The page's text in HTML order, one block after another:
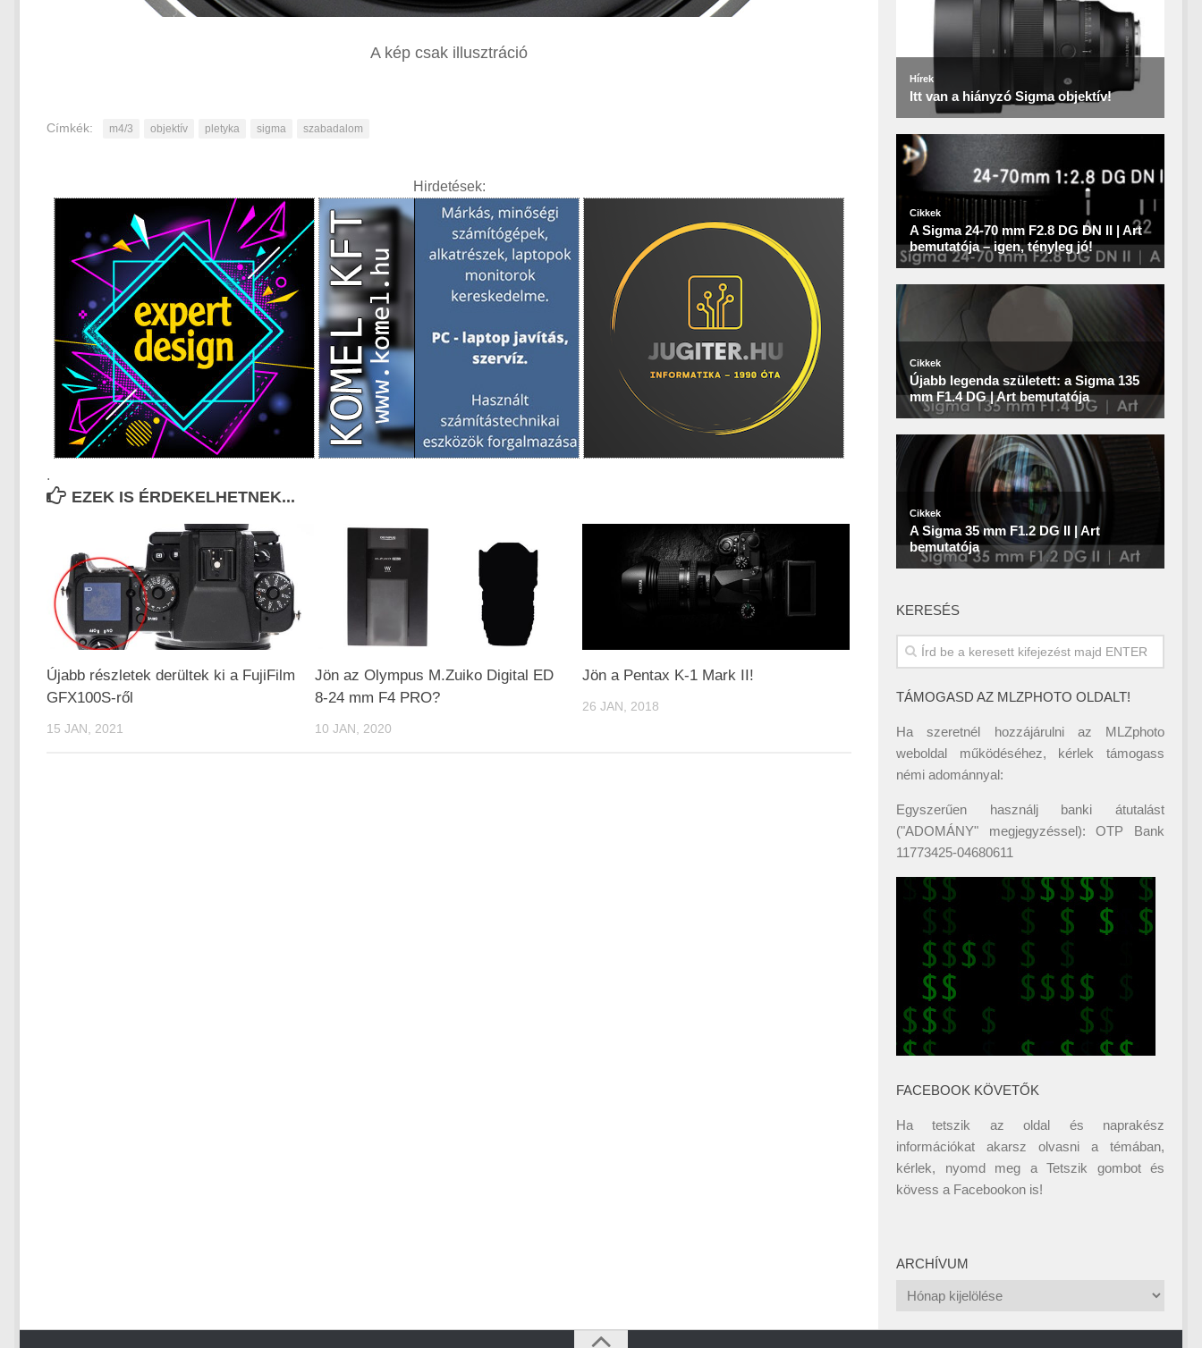
A kép csak illusztráció
Címkék: m4/3 objektív pletyka sigma szabadalom
Hirdetések:
.
EZEK IS ÉRDEKELHETNEK...
Újabb részletek derültek ki a FujiFilm
GFX100S-ről
15 JAN, 2021
Jön az Olympus M.Zuiko Digital ED
8-24 mm F4 PRO?
10 JAN, 2020
Jön a Pentax K-1 Mark II!
26 JAN, 2018
KERESÉS
TÁMOGASD AZ MLZPHOTO OLDALT!
Ha szeretnél hozzájárulni az MLZphoto
weboldal működéséhez, kérlek támogass
némi adománnyal:
Egyszerűen használj banki átutalást
("ADOMÁNY" megjegyzéssel): OTP Bank
11773425-04680611
FACEBOOK KÖVETŐK
Ha tetszik az oldal és naprakész
információkat akarsz olvasni a témában,
kérlek, nyomd meg a Tetszik gombot és
kövess a Facebookon is!
ARCHÍVUM
Archívum